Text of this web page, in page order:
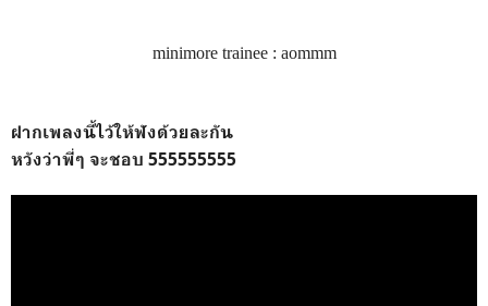
minimore trainee : aommm
ฝากเพลงนี้ไว้ให้ฟังด้วยละกัน
หวังว่าพี่ๆ จะชอบ 555555555